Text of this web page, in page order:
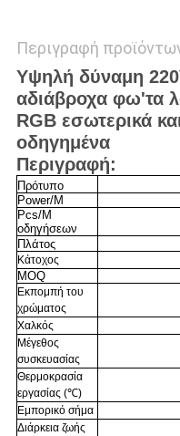
Περιγραφή
Υψηλή δύναμη
αδιάβροχα φω'τα
RGB εσωτερικά
οδηγημένα
Περιγραφή:
Πρότυπο
Power/M
Pcs/M
οδηγήσεων
Πλάτος
Κάτοχος
MOQ
Εκπομπή του
χρώματος
Χαλκός
Μέγεθος
συσκευασίας
Θερμοκρασία
εργασίας (℃)
Εμπορικό σήμα
Διάρκεια ζωής